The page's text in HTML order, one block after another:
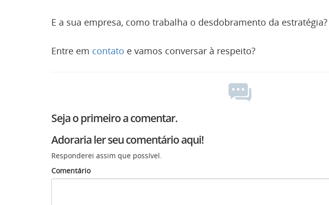
E a sua empresa, como trabalha o desdobramento da estratégia?
Entre em contato e vamos conversar à respeito?
Seja o primeiro a comentar.
Adoraria ler seu comentário aqui!
Responderei assim que possível.
Comentário